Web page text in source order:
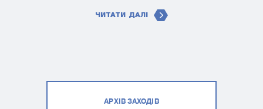
ЧИТАТИ ДАЛІ
АРХІВ ЗАХОДІВ